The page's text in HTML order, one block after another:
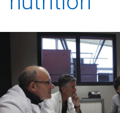
Webcams Select Language